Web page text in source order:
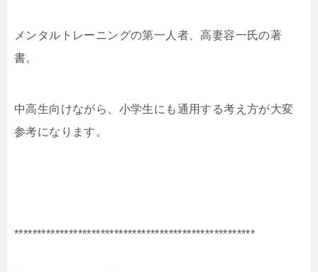
メンタルトレーニングの第一人者、高妻容一氏の著
書。
中高生向けながら、小学生にも通用する考え方が大変
参考になります。
*****************************************************